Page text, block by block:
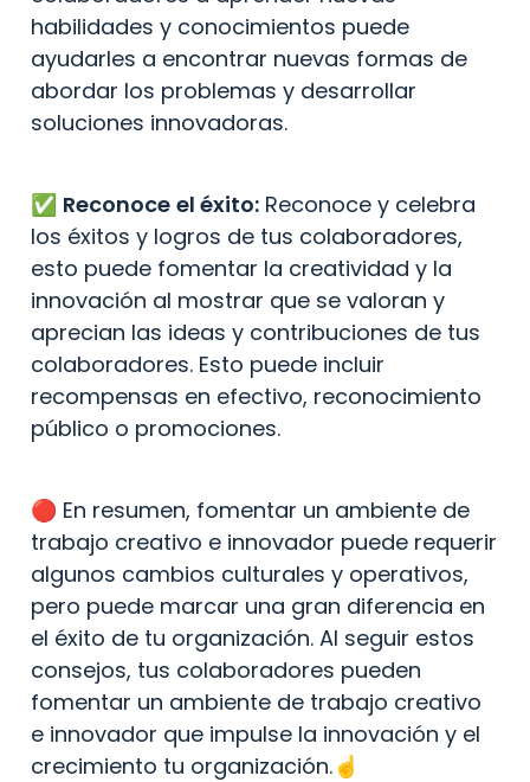
habilidades y conocimientos puede
ayudarles a encontrar nuevas formas de
abordar los problemas y desarrollar
soluciones innovadoras.
✅️ Reconoce el éxito: Reconoce y celebra
los éxitos y logros de tus colaboradores,
esto puede fomentar la creatividad y la
innovación al mostrar que se valoran y
aprecian las ideas y contribuciones de tus
colaboradores. Esto puede incluir
recompensas en efectivo, reconocimiento
público o promociones.
🔴 En resumen, fomentar un ambiente de
trabajo creativo e innovador puede requerir
algunos cambios culturales y operativos,
pero puede marcar una gran diferencia en
el éxito de tu organización. Al seguir estos
consejos, tus colaboradores pueden
fomentar un ambiente de trabajo creativo
e innovador que impulse la innovación y el
crecimiento tu organización.☝️